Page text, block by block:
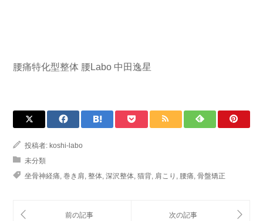
腰痛特化型整体 腰Labo 中田逸星
投稿者: koshi-labo
未分類
坐骨神経痛 巻き肩 整体 深沢整体 猫背 肩こり 腰痛 骨盤矯正